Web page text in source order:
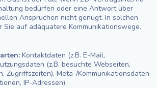
bedürfen oder eine Antwort über
Ansprüchen nicht genügt. In solchen
auf adäquatere Kommunikationswege.
Kontaktdaten (z.B. E-Mail,
(z.B. besuchte Webseiten,
Zugriffszeiten), Meta-/Kommunikationsdaten
IP-Adressen).